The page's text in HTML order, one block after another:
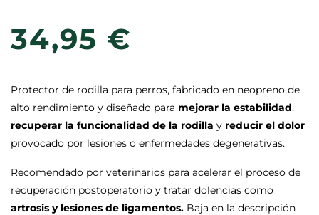
34,95 €
Protector de rodilla para perros, fabricado en neopreno de
alto rendimiento y diseñado para mejorar la estabilidad,
recuperar la funcionalidad de la rodilla y reducir el dolor
provocado por lesiones o enfermedades degenerativas.
Recomendado por veterinarios para acelerar el proceso de
recuperación postoperatorio y tratar dolencias como
artrosis y lesiones de ligamentos. Baja en la descripción